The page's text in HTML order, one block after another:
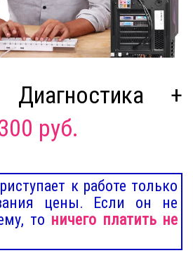
+
руб.
к работе только
цены. Если он не
то ничего платить не